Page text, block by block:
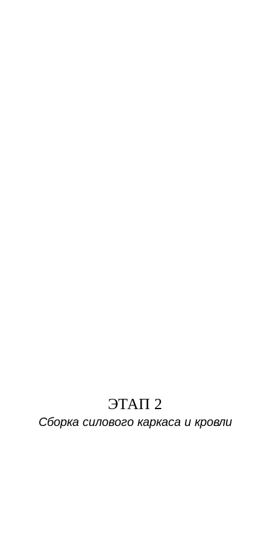
ЭТАП 2
Сборка силового каркаса и кровли